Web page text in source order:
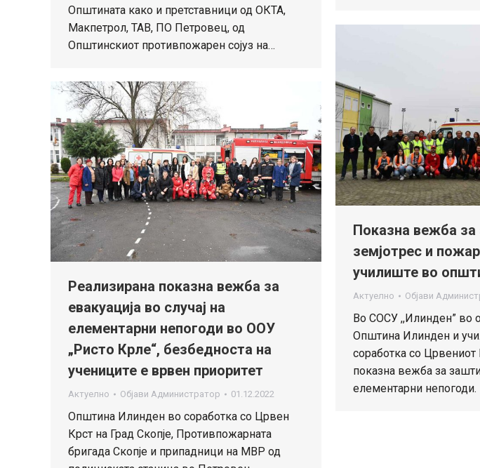
Општината како и претставници од ОКТА,
Макпетрол, ТАВ, ПО Петровец, од
Општинскиот противпожарен сојуз на…
Показна вежба
земјотрес и
училиште во
Актуелно Објави
Во СОСУ ,,Илинден” во
Општина Илинден и
соработка со
показна вежба за
елементарни непогоди.
Реализирана показна вежба за
евакуација во случај на
елементарни непогоди во ООУ
„Ристо Крле“, безбедноста на
учениците е врвен приоритет
Актуелно Објави Администратор 01.12.2022
Општина Илинден во соработка со Црвен
Крст на Град Скопје, Противпожарната
бригада Скопје и припадници на МВР од